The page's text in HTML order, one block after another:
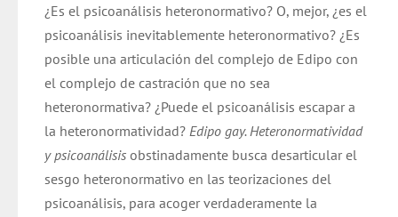
era:
$ 20.000.
es:
$ 19.000.
¿Es el psicoanálisis heteronormativo? O, mejor, ¿es el
psicoanálisis inevitablemente heteronormativo? ¿Es
posible una articulación del complejo de Edipo con
el complejo de castración que no sea
heteronormativa? ¿Puede el psicoanálisis escapar a
la heteronormatividad? Edipo gay. Heteronormatividad
y psicoanálisis obstinadamente busca desarticular el
sesgo heteronormativo en las teorizaciones del
psicoanálisis, para acoger verdaderamente la